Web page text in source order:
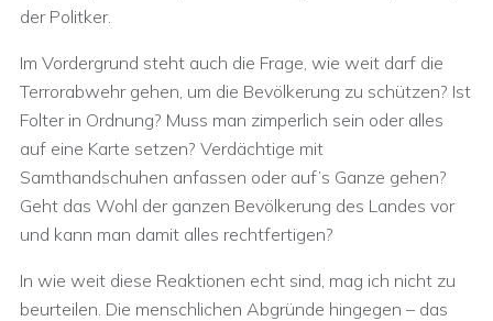
der Politker.
Im Vordergrund steht auch die Frage, wie weit darf die
Terrorabwehr gehen, um die Bevölkerung zu schützen? Ist
Folter in Ordnung? Muss man zimperlich sein oder alles
auf eine Karte setzen? Verdächtige mit
Samthandschuhen anfassen oder auf’s Ganze gehen?
Geht das Wohl der ganzen Bevölkerung des Landes vor
und kann man damit alles rechtfertigen?
In wie weit diese Reaktionen echt sind, mag ich nicht zu
beurteilen. Die menschlichen Abgründe hingegen – das